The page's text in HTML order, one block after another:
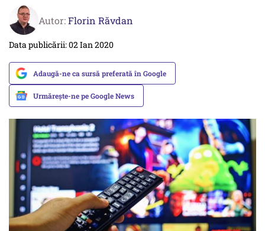
Autor:Florin Răvdan
Data publicării: 02 Ian 2020
Adaugă-ne ca sursă preferată în Google
Urmărește-ne pe Google News